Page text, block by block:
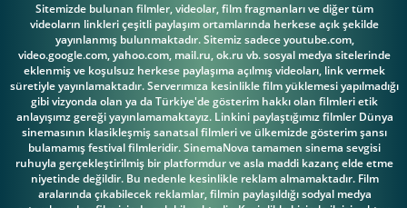
Sitemizde bulunan filmler, videolar, film fragmanları ve diğer tüm
videoların linkleri çeşitli paylaşım ortamlarında herkese açık şekilde
yayınlanmış bulunmaktadır. Sitemiz sadece youtube.com,
video.google.com, yahoo.com, mail.ru, ok.ru vb. sosyal medya sitelerinde
eklenmiş ve koşulsuz herkese paylaşıma açılmış videoları, link vermek
süretiyle yayınlamaktadır. Serverımıza kesinlikle film yüklemesi yapılmadığı
gibi vizyonda olan ya da Türkiye'de gösterim hakkı olan filmleri etik
anlayışımz gereği yayınlamamaktayız. Linkini paylaştığımız filmler Dünya
sinemasının klasikleşmiş sanatsal filmleri ve ülkemizde gösterim şansı
bulamamış festival filmleridir. SinemaNova tamamen sinema sevgisi
ruhuyla gerçekleştirilmiş bir platformdur ve asla maddi kazanç elde etme
niyetinde değildir. Bu nedenle kesinlikle reklam almamaktadır. Film
aralarında çıkabilecek reklamlar, filmin paylaşıldığı sodyal medya